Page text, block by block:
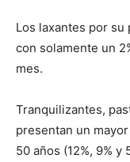
Los laxantes por
con solamente un
mes.
Tranquilizantes,
presentan un
50 años (12%, 9%